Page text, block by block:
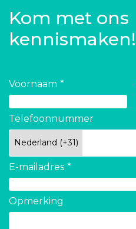
Kom met ons
kennismaken!
Voornaam
Telefoonnummer
E-mailadres
Opmerking